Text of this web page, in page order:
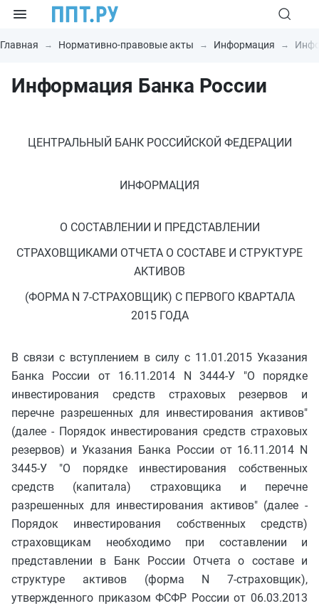
Главная Нормативно-правовые акты Информация
Информация Банка России
ЦЕНТРАЛЬНЫЙ БАНК РОССИЙСКОЙ ФЕДЕРАЦИИ
ИНФОРМАЦИЯ
О СОСТАВЛЕНИИ И ПРЕДСТАВЛЕНИИ
СТРАХОВЩИКАМИ ОТЧЕТА О СОСТАВЕ И СТРУКТУРЕ
АКТИВОВ
(ФОРМА N 7-СТРАХОВЩИК) С ПЕРВОГО КВАРТАЛА
2015 ГОДА
В связи с вступлением в силу с 11.01.2015 Указания
Банка России от 16.11.2014 N 3444-У "О порядке
инвестирования средств страховых резервов и
перечне разрешенных для инвестирования активов"
(далее - Порядок инвестирования средств страховых
резервов) и Указания Банка России от 16.11.2014 N
3445-У "О порядке инвестирования собственных
средств (капитала) страховщика и перечне
разрешенных для инвестирования активов" (далее -
Порядок инвестирования собственных средств)
страховщикам необходимо при составлении и
представлении в Банк России Отчета о составе и
структуре активов (форма N 7-страховщик),
утвержденного приказом ФСФР России от 06.03.2013